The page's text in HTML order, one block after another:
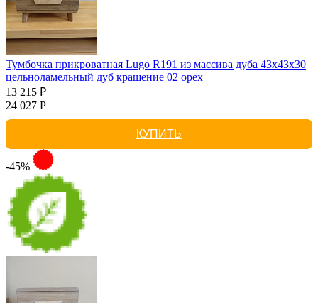
Тумбочка прикроватная Lugo R191 из массива дуба 43х43х30
цельноламельный дуб крашение 02 орех
13 215 ₽
24 027 Р
КУПИТЬ
-45%